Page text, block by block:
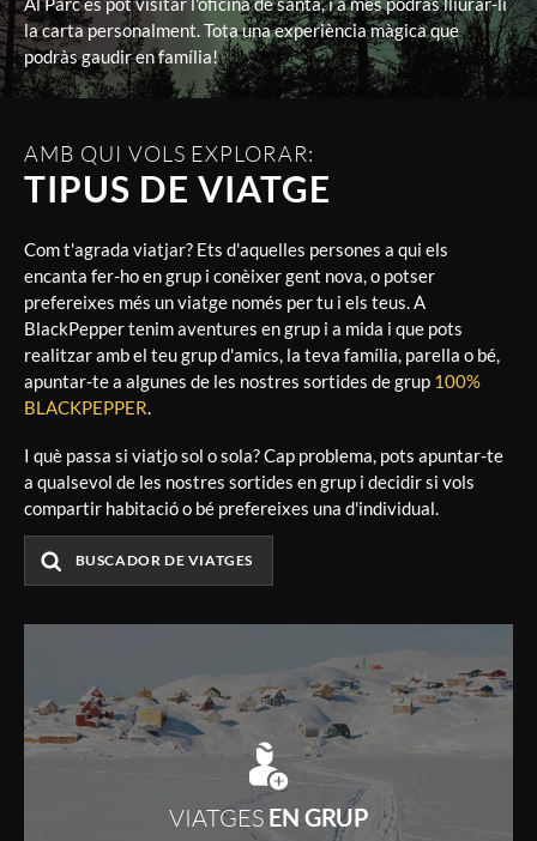
la carta personalment. Tota una experiència màgica que
podràs gaudir en família!
AMB QUI VOLS EXPLORAR:
TIPUS DE VIATGE
Com t'agrada viatjar? Ets d'aquelles persones a qui els
encanta fer-ho en grup i conèixer gent nova, o potser
prefereixes més un viatge només per tu i els teus. A
BlackPepper tenim aventures en grup i a mida i que pots
realitzar amb el teu grup d'amics, la teva família, parella o bé,
apuntar-te a algunes de les nostres sortides de grup 100%
BLACKPEPPER.
I què passa si viatjo sol o sola? Cap problema, pots apuntar-te
a qualsevol de les nostres sortides en grup i decidir si vols
compartir habitació o bé prefereixes una d'individual.
BUSCADOR DE VIATGES
VIATGES EN GRUP